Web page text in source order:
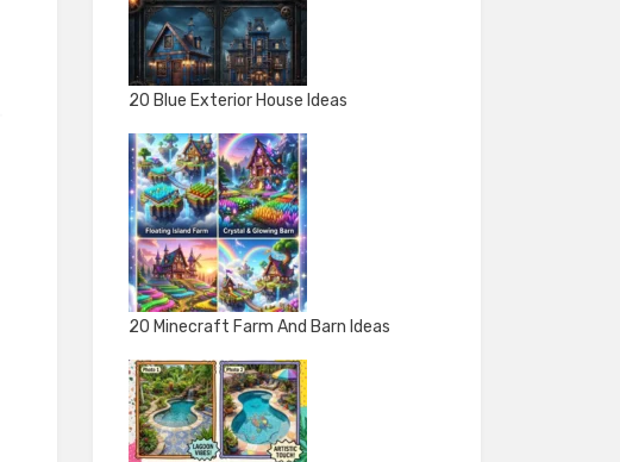
20 Blue Exterior House Ideas
20 Minecraft Farm And Barn Ideas